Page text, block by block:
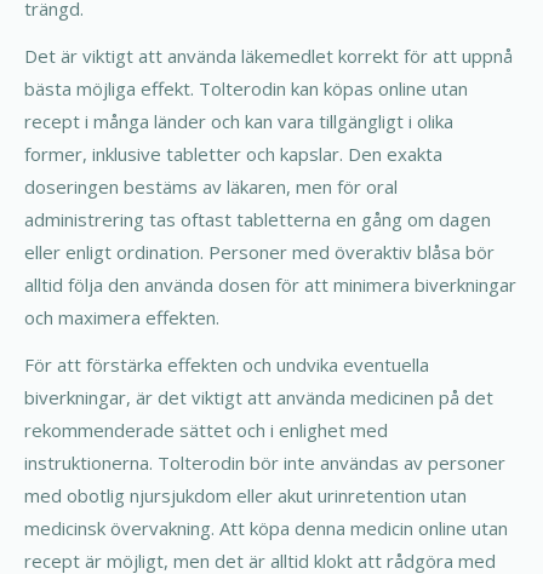
trängd.
Det är viktigt att använda läkemedlet korrekt för att uppnå
bästa möjliga effekt. Tolterodin kan köpas online utan
recept i många länder och kan vara tillgängligt i olika
former, inklusive tabletter och kapslar. Den exakta
doseringen bestäms av läkaren, men för oral
administrering tas oftast tabletterna en gång om dagen
eller enligt ordination. Personer med överaktiv blåsa bör
alltid följa den använda dosen för att minimera biverkningar
och maximera effekten.
För att förstärka effekten och undvika eventuella
biverkningar, är det viktigt att använda medicinen på det
rekommenderade sättet och i enlighet med
instruktionerna. Tolterodin bör inte användas av personer
med obotlig njursjukdom eller akut urinretention utan
medicinsk övervakning. Att köpa denna medicin online utan
recept är möjligt, men det är alltid klokt att rådgöra med